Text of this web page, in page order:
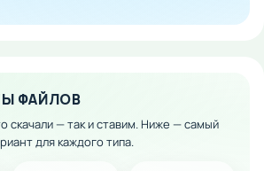
уровни сложности
ФАЙЛОВ
скачали — так и ставим. Ниже — самый
для каждого типа.